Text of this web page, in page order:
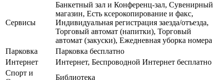
Сервисы
Банкетный зал и Конференц-зал, Сувенирный
магазин, Есть ксерокопирование и факс,
Индивидуальная регистрация заезда/отъезда,
Торговый автомат (напитки), Торговый
автомат (закуски), Ежедневная уборка номера
Парковка
Парковка бесплатно
Интернет
Интернет, Беспроводной Интернет бесплатно
Спорт и
Библиотека